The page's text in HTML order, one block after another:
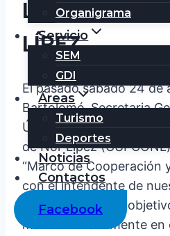
Organigrama
Servicio
SEM
GDI
Áreas
Turismo
Deportes
Noticias
Contactos
Facebook
LA
LÍPEZ
El pasado sábado 24 de
Bartolomé, Secretaria
Única Provincial de
de Nor Lípez
“Marco de Cooperación
con el intendente de
Velazquez, con el
mancomunadamente en